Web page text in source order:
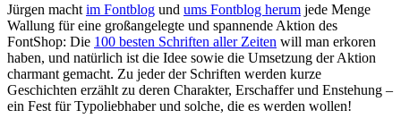
Jürgen macht im Fontblog und ums Fontblog herum jede Menge
Wallung für eine großangelegte und spannende Aktion des
FontShop: Die 100 besten Schriften aller Zeiten will man erkoren
haben, und natürlich ist die Idee sowie die Umsetzung der Aktion
charmant gemacht. Zu jeder der Schriften werden kurze
Geschichten erzählt zu deren Charakter, Erschaffer und Enstehung –
ein Fest für Typoliebhaber und solche, die es werden wollen!